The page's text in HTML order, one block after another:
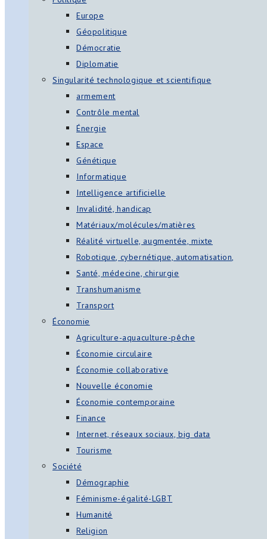
Europe
Géopolitique
Démocratie
Diplomatie
Singularité technologique et scientifique
armement
Contrôle mental
Énergie
Espace
Génétique
Informatique
Intelligence artificielle
Invalidité, handicap
Matériaux/molécules/matières
Réalité virtuelle, augmentée, mixte
Robotique, cybernétique, automatisation,
Santé, médecine, chirurgie
Transhumanisme
Transport
Économie
Agriculture-aquaculture-pêche
Économie circulaire
Économie collaborative
Nouvelle économie
Économie contemporaine
Finance
Internet, réseaux sociaux, big data
Tourisme
Société
Démographie
Féminisme-égalité-LGBT
Humanité
Religion